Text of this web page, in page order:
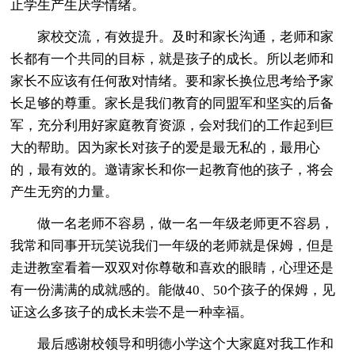
止学生产生厌学情绪。
家校交流，有效提升。及时和家长沟通，老师和家
长都有一个共同的目标，就是孩子的成长。所以老师和
家长不应该有任何敌对情绪。要和家长换位思考给予家
长足够的尊重。家长是我们教育的同盟军和坚实的后备
军，充分利用好家庭教育资源，会对我们的工作起到巨
大的帮助。因为家长对孩子的爱是最无私的，最用心
的，最有效的。邀请家长和你一起教育他的孩子，将会
产生无穷的力量。
做一名老师不容易，做一名一年级老师更不容易，
我常和同事开玩笑说我们一年级的老师就是保姆，但是
走进教室看着一双双对你尊敬和喜欢的眼睛，心理还是
有一份满满的成就感的。能做40、50个孩子的保姆，见
证这么多孩子的成长未尝不是一种幸福。
最后感谢校领导和明德小学这个大家庭对我工作和